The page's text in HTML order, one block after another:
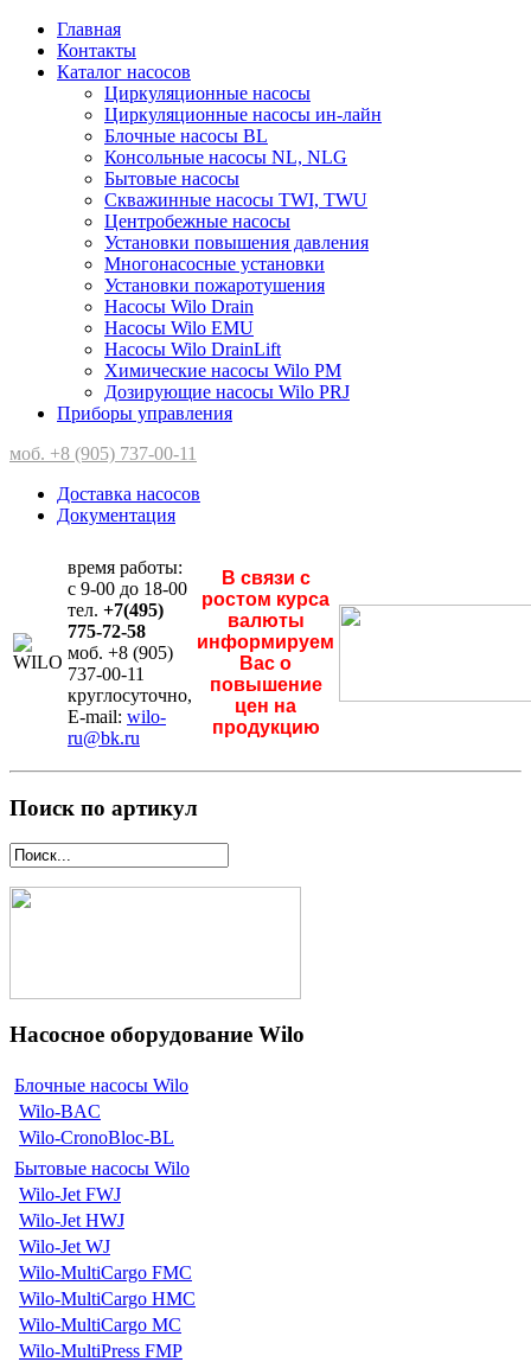
Главная
Контакты
Каталог насосов
Циркуляционные насосы
Циркуляционные насосы ин-лайн
Блочные насосы BL
Консольные насосы NL, NLG
Бытовые насосы
Скважинные насосы TWI, TWU
Центробежные насосы
Установки повышения давления
Многонасосные установки
Установки пожаротушения
Насосы Wilo Drain
Насосы Wilo EMU
Насосы Wilo DrainLift
Химические насосы Wilo PM
Дозирующие насосы Wilo PRJ
Приборы управления
моб. +8 (905) 737-00-11
Доставка насосов
Документация
время работы:
с 9-00 до 18-00
тел. +7(495)
775-72-58
моб. +8 (905)
737-00-11
круглосуточно,
E-mail: wilo-
ru@bk.ru
В связи с
ростом курса
валюты
информируем
Вас о
повышение
цен на
продукцию
Поиск по артикул
Насосное оборудование Wilo
Блочные насосы Wilo
Wilo-BAC
Wilo-CronoBloc-BL
Бытовые насосы Wilo
Wilo-Jet FWJ
Wilo-Jet HWJ
Wilo-Jet WJ
Wilo-MultiCargo FMC
Wilo-MultiCargo HMC
Wilo-MultiCargo MC
Wilo-MultiPress FMP